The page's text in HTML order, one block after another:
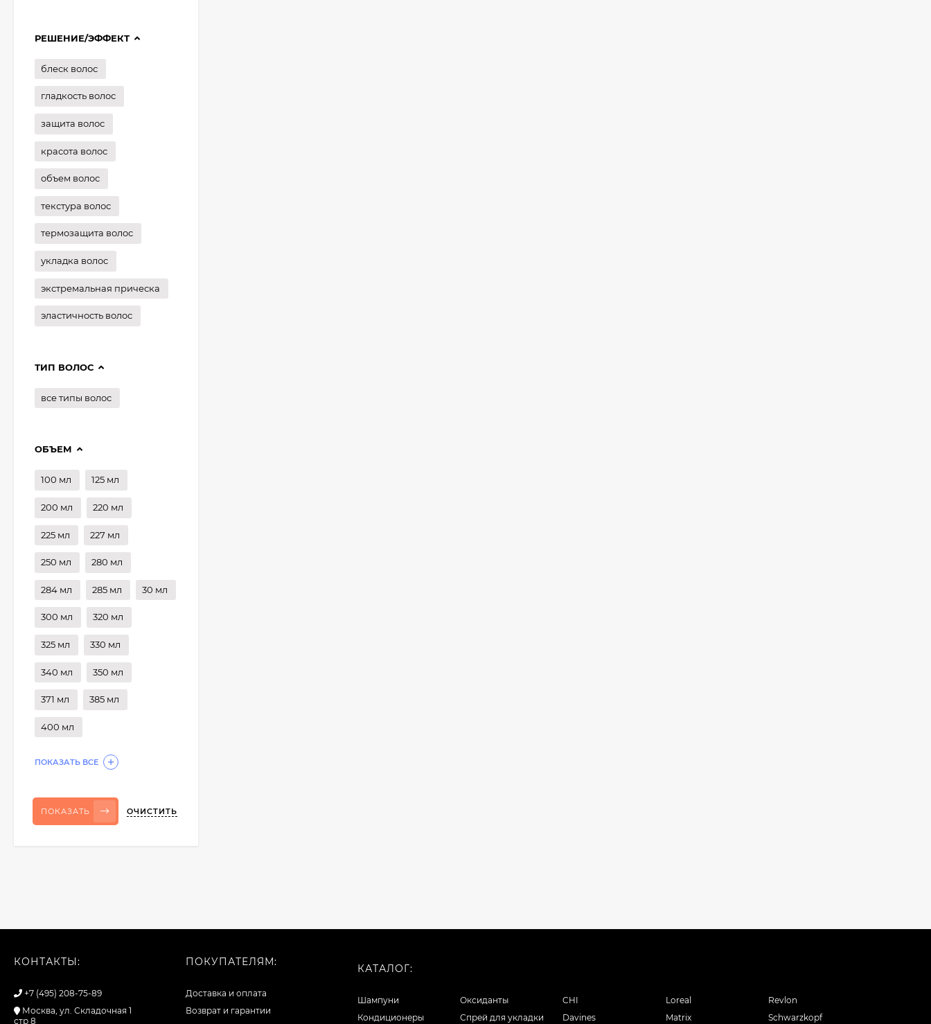
РЕШЕНИЕ/ЭФФЕКТ
блеск волос
гладкость волос
защита волос
красота волос
объем волос
текстура волос
термозащита волос
укладка волос
экстремальная прическа
эластичность волос
ТИП ВОЛОС
все типы волос
ОБЪЕМ
100 мл 125 мл
200 мл 220 мл
225 мл 227 мл
250 мл 280 мл
284 мл 285 мл 30 мл
300 мл 320 мл
325 мл 330 мл
340 мл 350 мл
371 мл 385 мл
400 мл
ПОКАЗАТЬ ВСЕ
ПОКАЗАТЬ ОЧИСТИТЬ
КОНТАКТЫ:
+7 (495) 208-75-89
Москва, ул. Складочная 1
стр 8
ПОКУПАТЕЛЯМ:
Доставка и оплата
Возврат и гарантии
КАТАЛОГ:
Шампуни
Кондиционеры
Оксиданты
Спрей для укладки
CHI
Davines
Loreal
Matrix
Revlon
Schwarzkopf